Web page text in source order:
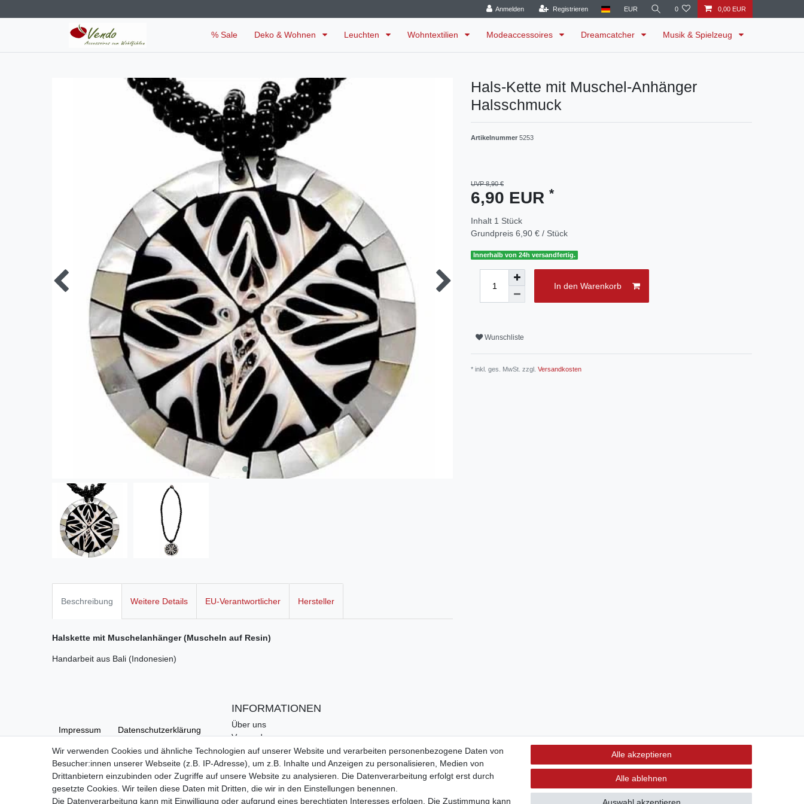
Anmelden Registrieren EUR 0 0,00 EUR
% Sale Deko & Wohnen Leuchten Wohntextilien Modeaccessoires Dreamcatcher Musik & Spielzeug
Hals-Kette mit Muschel-Anhänger
Halsschmuck
Artikelnummer 5253
UVP 8,90 €
6,90 EUR *
Inhalt 1 Stück
Grundpreis 6,90 € / Stück
Innerhalb von 24h versandfertig.
In den Warenkorb
Wunschliste
* inkl. ges. MwSt. zzgl. Versandkosten
Beschreibung Weitere Details EU-Verantwortlicher Hersteller
Halskette mit Muschelanhänger (Muscheln auf Resin)
Handarbeit aus Bali (Indonesien)
Impressum Daten­schutz­erklärung
AGB Barrierefreiheitserklärung
INFORMATIONEN
Über uns
Versand
Kontakt
Links
Hilfe
Wir verwenden Cookies und ähnliche Technologien auf unserer Website und verarbeiten personenbezogene Daten von
Besucher:innen unserer Webseite (z.B. IP-Adresse), um z.B. Inhalte und Anzeigen zu personalisieren, Medien von
Drittanbietern einzubinden oder Zugriffe auf unsere Website zu analysieren. Die Datenverarbeitung erfolgt erst durch
gesetzte Cookies. Wir teilen diese Daten mit Dritten, die wir in den Einstellungen benennen.
Die Datenverarbeitung kann mit Einwilligung oder aufgrund eines berechtigten Interesses erfolgen. Die Zustimmung kann
Alle akzeptieren
Alle ablehnen